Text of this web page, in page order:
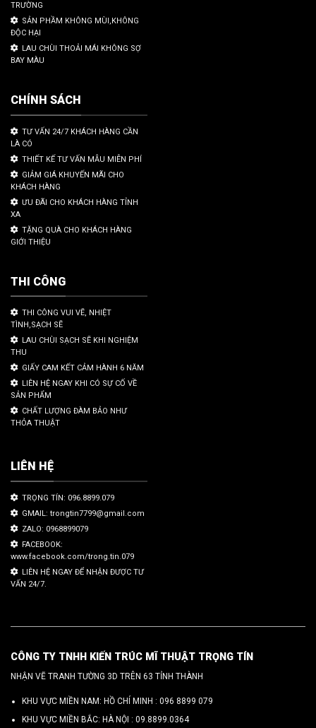
TRƯỜNG
SẢN PHẦM KHÔNG MÙI,KHÔNG
ĐỘC HẠI
LAU CHÙI THOẢI MÁI KHÔNG SỢ
BAY MÀU
CHÍNH SÁCH
TƯ VẤN 24/7 KHÁCH HÀNG CẦN
LÀ CÓ
THIẾT KẾ TƯ VẤN MẪU MIỄN PHÍ
GIẢM GIÁ KHUYẾN MÃI CHO
KHÁCH HÀNG
ƯU ĐÃI CHO KHÁCH HÀNG TỈNH
XA
TẶNG QUÀ CHO KHÁCH HÀNG
GIỚI THIỆU
THI CÔNG
THI CÔNG VUI VẼ, NHIỆT
TÌNH,SẠCH SẼ
LAU CHÙI SẠCH SẼ KHI NGHIỆM
THU
GIẤY CAM KẾT CẢM HÀNH 6 NĂM
LIÊN HỆ NGAY KHI CÓ SỰ CỐ VỀ
SẢN PHẨM
CHẤT LƯỢNG ĐÀM BẢO NHƯ
THỎA THUẬT
LIÊN HỆ
TRỌNG TÍN: 096.8899.079
GMAIL: trongtin7799@gmail.com
ZALO: 0968899079
FACEBOOK:
www.facebook.com/trong.tin.079
LIÊN HỆ NGAY ĐỂ NHẬN ĐƯỢC TƯ
VẤN 24/7.
CÔNG TY TNHH KIẾN TRÚC MĨ THUẬT TRỌNG TÍN
NHẬN VẼ TRANH TƯỜNG 3D TRÊN 63 TỈNH THÀNH
KHU VỰC MIỀN NAM: HỒ CHÍ MINH : 096 8899 079
KHU VỰC MIỀN BẮC: HÀ NỘI : 09.8899.0364